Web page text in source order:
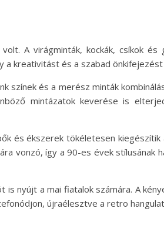
A virágminták, kockák, csíkok és
kreativitást és a szabad önkifejezést
színek és a merész minták
mintázatok keverése is
és ékszerek tökéletesen
vonzó, így a 90-es évek stílusának
nyújt a mai fiatalok számára. A
újraélesztve a retro